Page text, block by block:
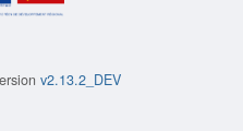
v2.13.2_DEV